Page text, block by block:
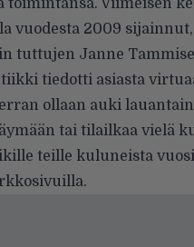
toimintansa. Viimeisen
vuodesta 2009
tuttujen Janne
tiedotti asiasta
ollaan auki
tai tilailkaa vielä
teille kuluneista
.